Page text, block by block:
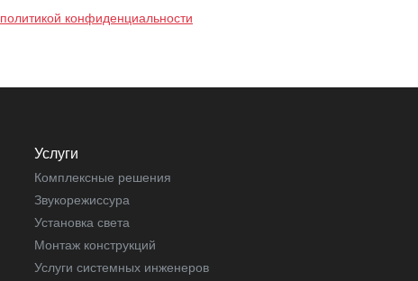
политикой конфиденциальности
Услуги
Комплексные решения
Звукорежиссура
Установка света
Монтаж конструкций
Услуги системных инженеров